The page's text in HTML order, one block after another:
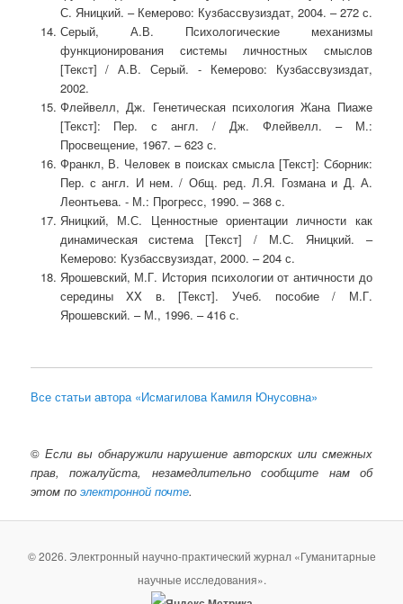
С. Яницкий. – Кемерово: Кузбассвузиздат, 2004. – 272 с.
Серый, А.В. Психологические механизмы
функционирования системы личностных смыслов
[Текст] / А.В. Серый. - Кемерово: Кузбассвузиздат,
2002.
Флейвелл, Дж. Генетическая психология Жана Пиаже
[Текст]: Пер. с англ. / Дж. Флейвелл. – М.:
Просвещение, 1967. – 623 с.
Франкл, В. Человек в поисках смысла [Текст]: Сборник:
Пер. с англ. И нем. / Общ. ред. Л.Я. Гозмана и Д. А.
Леонтьева. - М.: Прогресс, 1990. – 368 с.
Яницкий, М.С. Ценностные ориентации личности как
динамическая система [Текст] / М.С. Яницкий. –
Кемерово: Кузбассвузиздат, 2000. – 204 с.
Ярошевский, М.Г. История психологии от античности до
середины XX в. [Текст]. Учеб. пособие / М.Г.
Ярошевский. – М., 1996. – 416 с.
Все статьи автора «Исмагилова Камиля Юнусовна»
© Если вы обнаружили нарушение авторских или смежных
прав, пожалуйста, незамедлительно сообщите нам об
этом поэлектронной почте.
© 2026. Электронный научно-практический журнал «Гуманитарные
научные исследования».